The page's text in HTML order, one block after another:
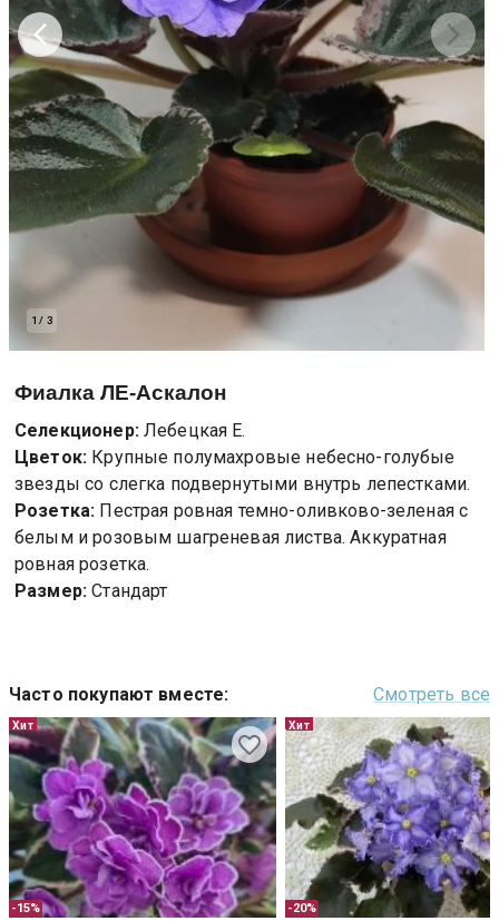
1 / 3
Фиалка ЛЕ-Аскалон
Селекционер: Лебецкая Е.
Цветок: Крупные полумахровые небесно-голубые
звезды со слегка подвернутыми внутрь лепестками.
Розетка: Пестрая ровная темно-оливково-зеленая с
белым и розовым шагреневая листва. Аккуратная
ровная розетка.
Размер: Стандарт
Часто покупают вместе: Смотреть все
-15%
Хит
-20%
Хит